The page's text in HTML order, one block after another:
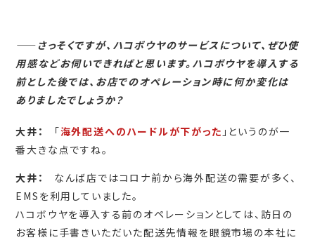
――さっそくですが、ハコボウヤのサービスについて、ぜひ使
用感などお伺いできればと思います。ハコボウヤを導入する
前とした後では、お店でのオペレーション時に何か変化は
ありましたでしょうか？
大井： 「海外配送へのハードルが下がった 」というのが一
番大きな点ですね。
大井：
なんば店ではコロナ前から海外配送の需要が多く、
EMSを利用していました。
ハコボウヤを導入する前のオペレーションとしては、訪日の
お客様に手書きいただいた配送先情報を眼鏡市場の本社に